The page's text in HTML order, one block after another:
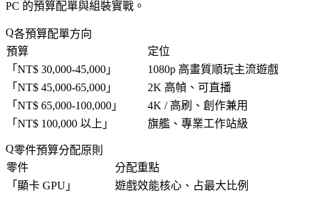
PC 的預算配單與組裝實戰。
各預算配單方向
預算
定位
「 NT$ 30,000-45,000 」
1080p 高畫質順玩主流遊戲
「 NT$ 45,000-65,000 」
2K 高幀、可直播
「 NT$ 65,000-100,000 」
4K / 高刷、創作兼用
「 NT$ 100,000 以上 」 旗艦、專業工作站級
零件預算分配原則
零件
分配重點
「 顯卡 GPU 」
遊戲效能核心、占最大比例